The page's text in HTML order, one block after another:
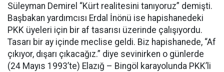
Süleyman Demirel “Kürt realitesini tanıyoruz” demişti.
Başbakan yardımcısı Erdal İnönü ise hapishanedeki
PKK üyeleri için bir af tasarısı üzerinde çalışıyordu.
Tasarı bir ay içinde meclise geldi. Biz hapishanede, “Af
çıkıyor, dışarı çıkacağız.” diye sevinirken o günlerde
(24 Mayıs 1993’te) Elazığ – Bingöl karayolunda PKK’li